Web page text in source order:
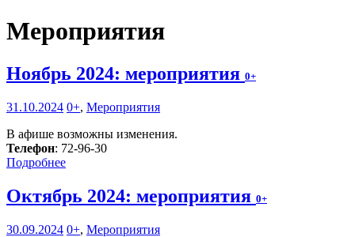
Мероприятия
Ноябрь 2024: мероприятия 0+
31.10.2024 0+, Мероприятия
В афише возможны изменения.
Телефон: 72-96-30
Подробнее
Октябрь 2024: мероприятия 0+
30.09.2024 0+, Мероприятия